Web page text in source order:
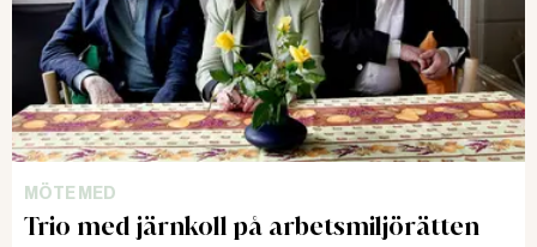
MÖTE MED
Trio med järnkoll på arbetsmiljörätten